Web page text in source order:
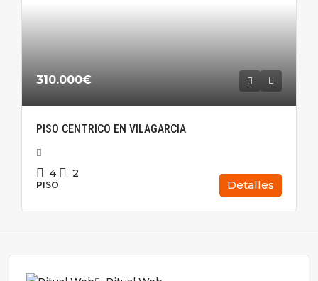
310.000€
PISO CENTRICO EN VILAGARCIA
4 2
PISO Detalles